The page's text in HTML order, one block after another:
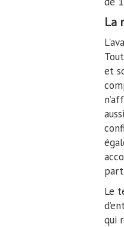
La
et
Le
qui